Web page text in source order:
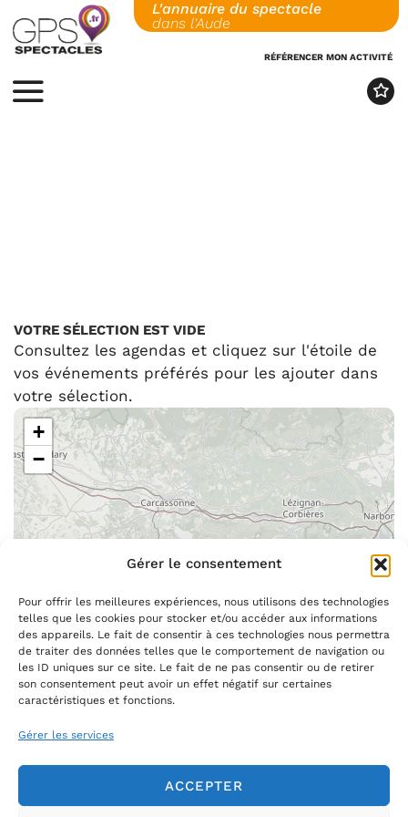
Gérer le consentement
Pour offrir les meilleures expériences, nous utilisons des technologies
telles que les cookies pour stocker et/ou accéder aux informations
des appareils. Le fait de consentir à ces technologies nous permettra
de traiter des données telles que le comportement de navigation ou
les ID uniques sur ce site. Le fait de ne pas consentir ou de retirer
son consentement peut avoir un effet négatif sur certaines
caractéristiques et fonctions.
Gérer les services
ACCEPTER
to
content
L'annuaire du spectacle
dans l'Aude
RÉFÉRENCER MON ACTIVITÉ
MENU
VOTRE SÉLECTION EST VIDE
Consultez les agendas et cliquez sur l'étoile de
vos événements préférés pour les ajouter dans
votre sélection.
+
−
Leaflet |©OpenStreetMap